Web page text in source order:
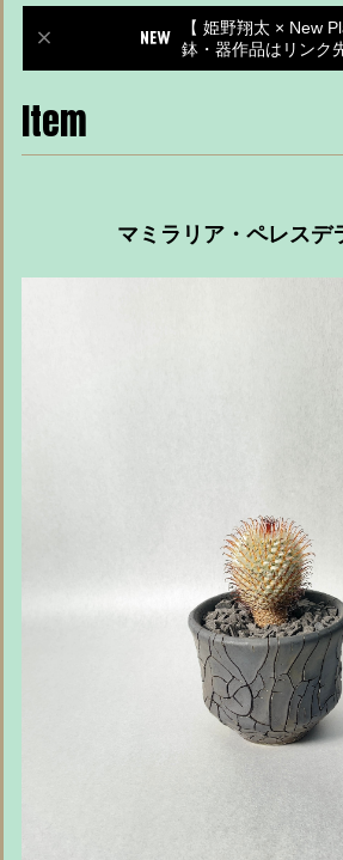
【 姫野翔太 × New
鉢・器作品はリンク
Item
マミラリア・ペレスデ